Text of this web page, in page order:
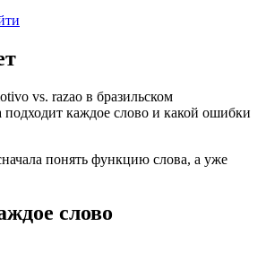
vs. razao в бразильском
подходит каждое слово и какой ошибки
понять функцию слова, а уже
слово